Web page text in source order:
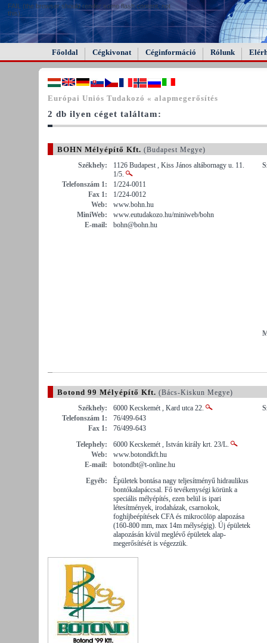
FAIL (the browser should render some flash content, not
this).
Főoldal Cégkivonat Céginformáció Rólunk
Európai Uniós Tudakozó « alapmegerősítés
2 db ilyen céget találtam:
BOHN Mélyépítő Kft. (Budapest Megye)
Székhely:
1126 Budapest , Kiss János altábornagy u. 11.
1/5.
Telefonszám 1:
1/224-0011
Fax 1:
1/224-0012
Web:
www.bohn.hu
MiniWeb:
www.eutudakozo.hu/miniweb/bohn
E-mail:
bohn@bohn.hu
Botond 99 Mélyépítő Kft. (Bács-Kiskun Megye)
Székhely:
6000 Kecskemét , Kard utca 22.
Telefonszám 1:
76/499-643
Fax 1:
76/499-643
Telephely:
6000 Kecskemét , István király krt. 23/L.
Web:
www.botondkft.hu
E-mail:
botondbt@t-online.hu
Egyéb:
Épületek bontása nagy teljesítményű hidraulikus
bontókalapáccsal. Fő tevékenységi körünk a
speciális mélyépítés, ezen belül is ipari
létesítmények, irodaházak, csarnokok,
foghíjbeépítések CFA és mikrocölöp alapozása
(160-800 mm, max 14m mélységig). Új épületek
alapozásán kívül meglévő épületek alap-
megerősítését is végezzük.